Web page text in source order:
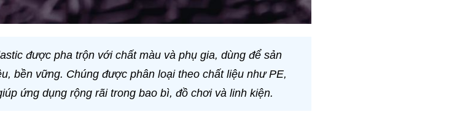
được pha trộn với chất màu và phụ gia, dùng để sản
bền vững. Chúng được phân loại theo chất liệu như PE,
ứng dụng rộng rãi trong bao bì, đồ chơi và linh kiện.